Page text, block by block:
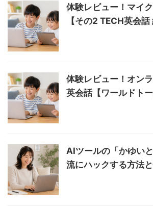
体験レビュー！マイ
【その2 TECH英会話
体験レビュー！オン
英会話【ワールドトー
AIツールの「かゆい
流にハックする方法